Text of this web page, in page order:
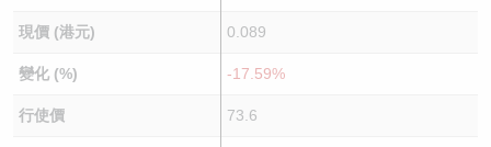
現價 (港元) 0.089
變化 (%) -17.59%
行使價 73.6